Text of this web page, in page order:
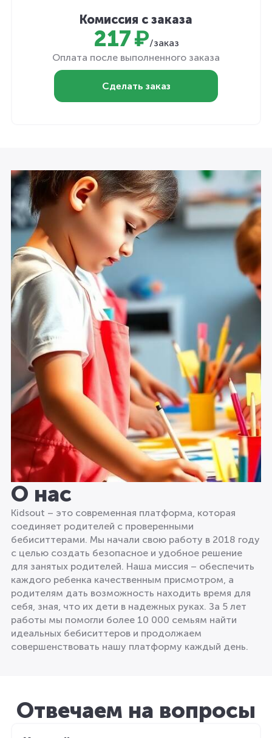
Комиссия с заказа
217 ₽/заказ
Оплата после выполненного заказа
Сделать заказ
О нас
Kidsout – это современная платформа, которая
соединяет родителей с проверенными
бебиситтерами. Мы начали свою работу в 2018 году
с целью создать безопасное и удобное решение
для занятых родителей. Наша миссия – обеспечить
каждого ребенка качественным присмотром, а
родителям дать возможность находить время для
себя, зная, что их дети в надежных руках. За 5 лет
работы мы помогли более 10 000 семьям найти
идеальных бебиситтеров и продолжаем
совершенствовать нашу платформу каждый день.
Отвечаем на вопросы